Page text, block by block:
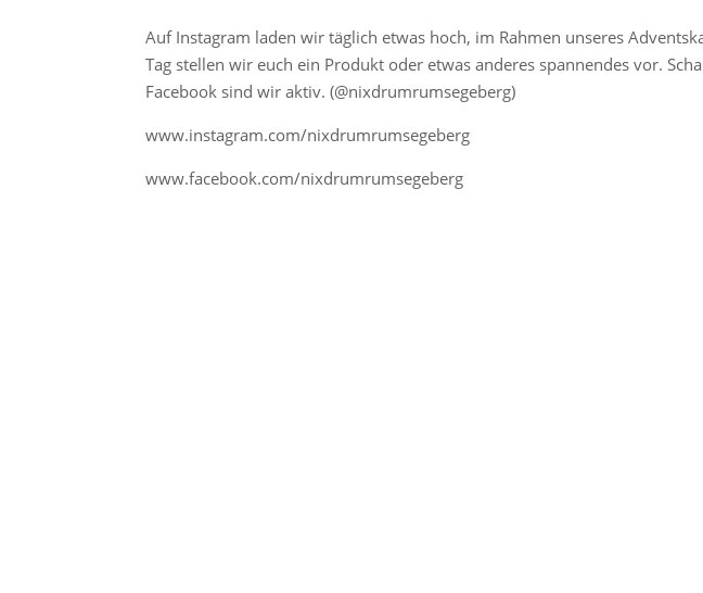
Auf Instagram laden wir täglich etwas hoch, im Rahmen unseres
Tag stellen wir euch ein Produkt oder etwas anderes spannendes vor.
Facebook sind wir aktiv. (@nixdrumrumsegeberg)
www.instagram.com/nixdrumrumsegeberg
www.facebook.com/nixdrumrumsegeberg